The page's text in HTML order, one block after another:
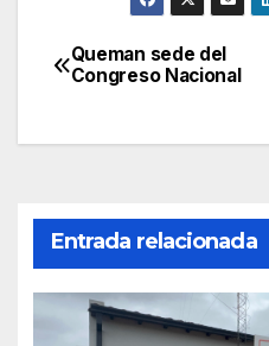
Navegación
Queman sede del
Congreso Nacional
Entrada relacionada